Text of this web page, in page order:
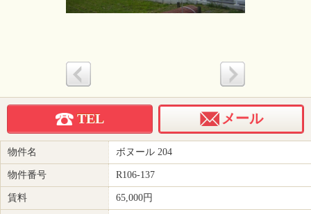
TEL メール
物件名 ボヌール 204
物件番号 R106-137
賃料 65,000円